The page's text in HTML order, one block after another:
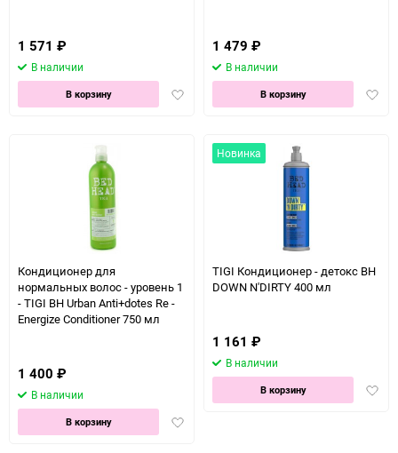
1 571 ₽
В наличии
Добавить
В корзину
1 479 ₽
В наличии
В корзину
Кондиционер для
нормальных волос - уровень 1
- TIGI BH Urban Anti+dotes Re -
Energize Conditioner 750 мл
1 400 ₽
В наличии
Добавить
В корзину
Новинка
TIGI Кондиционер - детокс BH
DOWN N'DIRTY 400 мл
1 161 ₽
В наличии
В корзину